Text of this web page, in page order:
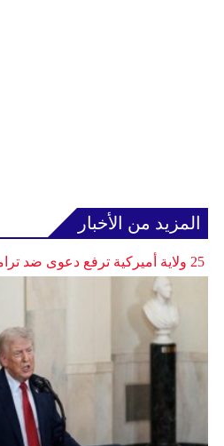
المزيد من الأخبار
25 ولاية أميركية ترفع دعوى ضد ترامب بسبب الرسوم الجمركية